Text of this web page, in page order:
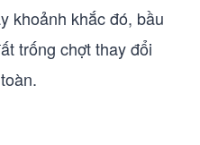
khoảnh khắc đó, bầu
trống chợt thay đổi